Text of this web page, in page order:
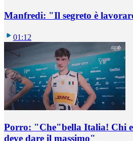
Manfredi: "Il segreto è
01:12
Porro: "Che"bella Italia! Chi
deve dare il massimo"